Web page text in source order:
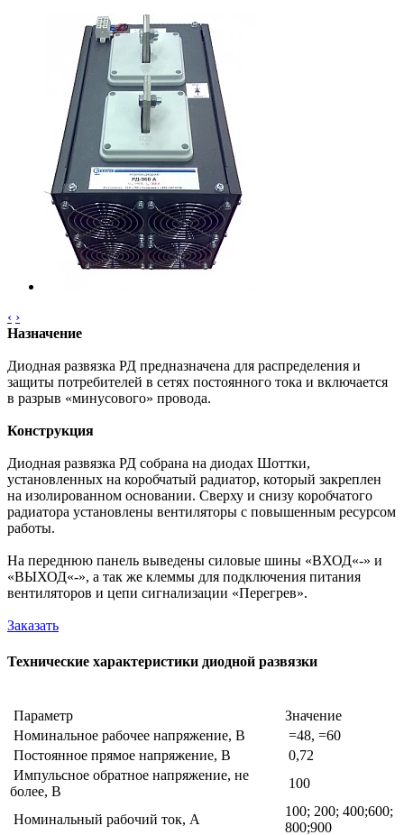
‹ ›
Назначение
Диодная развязка РД предназначена для распределения и
защиты потребителей в сетях постоянного тока и включается
в разрыв «минусового» провода.
Конструкция
Диодная развязка РД собрана на диодах Шоттки,
установленных на коробчатый радиатор, который закреплен
на изолированном основании. Сверху и снизу коробчатого
радиатора установлены вентиляторы с повышенным ресурсом
работы.
На переднюю панель выведены силовые шины «ВХОД«-» и
«ВЫХОД«-», а так же клеммы для подключения питания
вентиляторов и цепи сигнализации «Перегрев».
Заказать
Технические характеристики диодной развязки
Параметр
Значение
Номинальное рабочее напряжение, В
=48, =60
Постоянное прямое напряжение, В
0,72
Импульсное обратное напряжение, не
более, В
100
Номинальный рабочий ток, А
100; 200; 400;600;
800;900